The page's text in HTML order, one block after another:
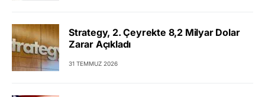
Strategy, 2. Çeyrekte 8,2 Milyar Dolar
Zarar Açıkladı
31 TEMMUZ 2026